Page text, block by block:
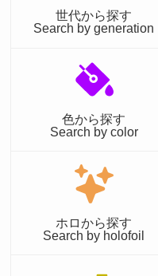
世代から探す
Search by generation
色から探す
Search by color
ホロから探す
Search by holofoil